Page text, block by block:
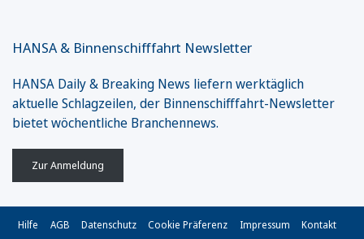
HANSA & Binnenschifffahrt Newsletter
HANSA Daily & Breaking News liefern werktäglich
aktuelle Schlagzeilen, der Binnenschifffahrt-Newsletter
bietet wöchentliche Branchennews.
Zur Anmeldung
Hilfe AGB Datenschutz Cookie Präferenz Impressum Kontakt